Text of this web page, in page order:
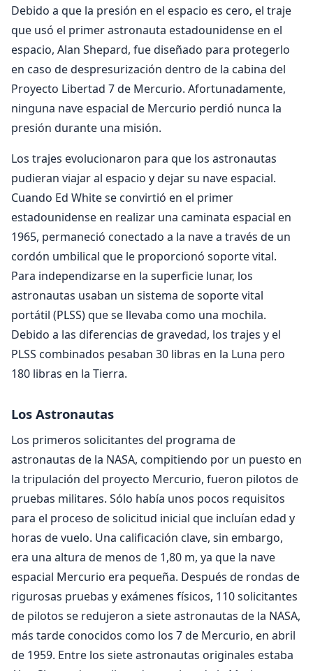
Debido a que la presión en el espacio es cero, el traje
que usó el primer astronauta estadounidense en el
espacio, Alan Shepard, fue diseñado para protegerlo
en caso de despresurización dentro de la cabina del
Proyecto Libertad 7 de Mercurio. Afortunadamente,
ninguna nave espacial de Mercurio perdió nunca la
presión durante una misión.
Los trajes evolucionaron para que los astronautas
pudieran viajar al espacio y dejar su nave espacial.
Cuando Ed White se convirtió en el primer
estadounidense en realizar una caminata espacial en
1965, permaneció conectado a la nave a través de un
cordón umbilical que le proporcionó soporte vital.
Para independizarse en la superficie lunar, los
astronautas usaban un sistema de soporte vital
portátil (PLSS) que se llevaba como una mochila.
Debido a las diferencias de gravedad, los trajes y el
PLSS combinados pesaban 30 libras en la Luna pero
180 libras en la Tierra.
Los Astronautas
Los primeros solicitantes del programa de
astronautas de la NASA, compitiendo por un puesto en
la tripulación del proyecto Mercurio, fueron pilotos de
pruebas militares. Sólo había unos pocos requisitos
para el proceso de solicitud inicial que incluían edad y
horas de vuelo. Una calificación clave, sin embargo,
era una altura de menos de 1,80 m, ya que la nave
espacial Mercurio era pequeña. Después de rondas de
rigurosas pruebas y exámenes físicos, 110 solicitantes
de pilotos se redujeron a siete astronautas de la NASA,
más tarde conocidos como los 7 de Mercurio, en abril
de 1959. Entre los siete astronautas originales estaba